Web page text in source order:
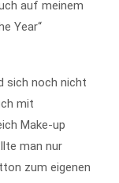
auf meinem
Year“
sich noch nicht
mit
Make-up
man nur
zum eigenen